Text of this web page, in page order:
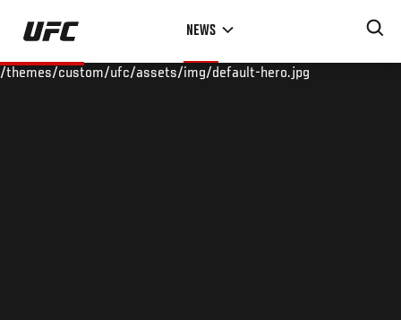
Skip
main
NEWS
/themes/custom/ufc/assets/img/default-hero.jpg